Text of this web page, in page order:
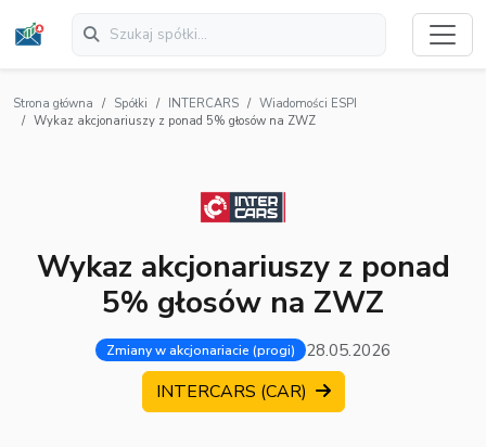
Strona główna Spółki INTERCARS
Wiadomości ESPI
Wykaz akcjonariuszy z ponad 5% głosów na ZWZ
Wykaz akcjonariuszy z ponad
5% głosów na ZWZ
Zmiany w akcjonariacie (progi) 28.05.2026
INTERCARS (CAR)